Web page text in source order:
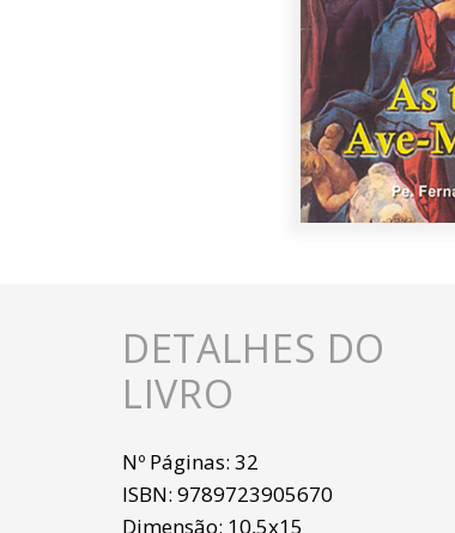
DETALHES DO
LIVRO
Nº Páginas: 32
ISBN: 9789723905670
Dimensão: 10,5x15